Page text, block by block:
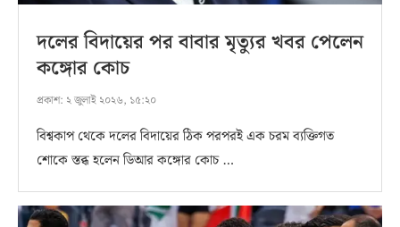
দলের বিদায়ের পর বাবার মৃত্যুর খবর পেলেন
কঙ্গোর কোচ
প্রকাশ: ২ জুলাই ২০২৬, ১৫:২০
বিশ্বকাপ থেকে দলের বিদায়ের ঠিক পরপরই এক চরম ব্যক্তিগত
শোকে স্তব্ধ হলেন ডিআর কঙ্গোর কোচ …